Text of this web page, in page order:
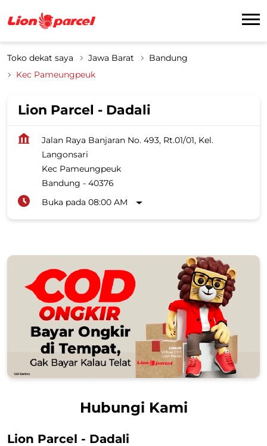
Toko dekat saya Jawa Barat
Bandung
Kec Pameungpeuk
Lion Parcel - Dadali
Jalan Raya Banjaran No. 493, Rt.01/01, Kel.
Langonsari
Kec Pameungpeuk
Bandung - 40376
Buka pada 08:00 AM
Hubungi Kami
Lion Parcel - Dadali